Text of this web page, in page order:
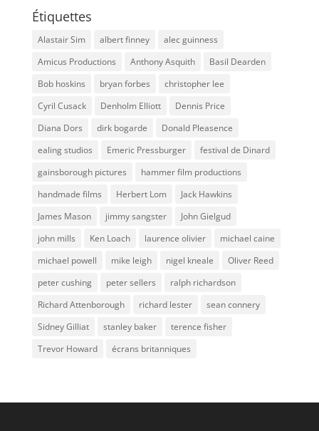
Étiquettes
Alastair Sim albert finney
alec guinness
Amicus Productions
Anthony Asquith
Basil Dearden
Bob hoskins
bryan forbes
christopher lee
Cyril Cusack
Denholm Elliott
Dennis Price
Diana Dors
dirk bogarde
Donald Pleasence
ealing studios
Emeric Pressburger
festival de Dinard
gainsborough pictures
hammer film productions
handmade films
Herbert Lom
Jack Hawkins
James Mason
jimmy sangster
John Gielgud
john mills
Ken Loach laurence olivier
michael caine
michael powell
mike leigh nigel kneale
Oliver Reed
peter cushing
peter sellers
ralph richardson
Richard Attenborough
richard lester
sean connery
Sidney Gilliat
stanley baker
terence fisher
Trevor Howard
écrans britanniques